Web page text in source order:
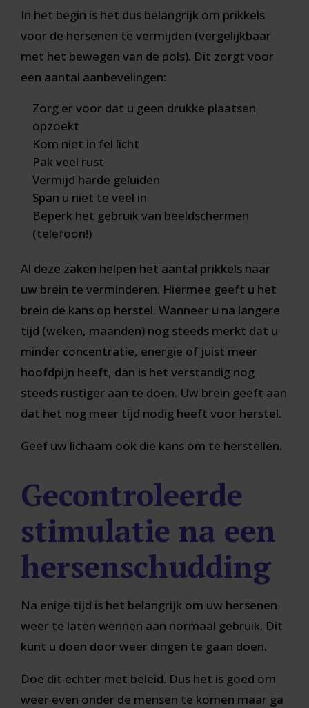
In het begin is het dus belangrijk om prikkels
voor de hersenen te vermijden (vergelijkbaar
met het bewegen van de pols). Dit zorgt voor
een aantal aanbevelingen:
Zorg er voor dat u geen drukke plaatsen
opzoekt
Kom niet in fel licht
Pak veel rust
Vermijd harde geluiden
Span u niet te veel in
Beperk het gebruik van beeldschermen
(telefoon!)
Al deze zaken helpen het aantal prikkels naar
uw brein te verminderen. Hiermee geeft u het
brein de kans op herstel. Wanneer u na langere
tijd (weken, maanden) nog steeds merkt dat u
minder concentratie, energie of juist meer
hoofdpijn heeft, dan is het verstandig nog
steeds rustiger aan te doen. Uw brein geeft aan
dat het nog meer tijd nodig heeft voor herstel.
Geef uw lichaam ook die kans om te herstellen.
Gecontroleerde
stimulatie na een
hersenschudding
Na enige tijd is het belangrijk om uw hersenen
weer te laten wennen aan normaal gebruik. Dit
kunt u doen door weer dingen te gaan doen.
Doe dit echter met beleid. Dus het is goed om
weer even onder de mensen te komen maar ga